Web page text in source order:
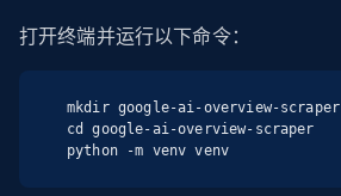
打开终端并运行以下命令：
mkdir google-ai-overview-scraper
cd google-ai-overview-scraper
python -m venv venv